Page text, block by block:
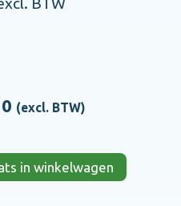
(excl. BTW)
in winkelwagen